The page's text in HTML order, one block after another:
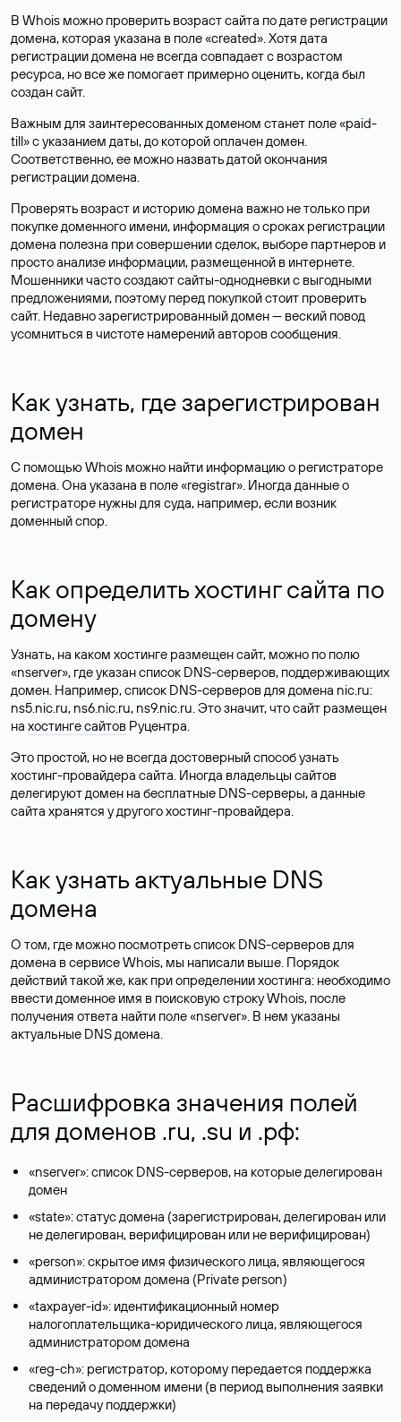
В Whois можно проверить возраст сайта по дате регистрации
домена, которая указана в поле «created». Хотя дата
регистрации домена не всегда совпадает с возрастом
ресурса, но все же помогает примерно оценить, когда был
создан сайт.
Важным для заинтересованных доменом станет поле «paid-
till» с указанием даты, до которой оплачен домен.
Соответственно, ее можно назвать датой окончания
регистрации домена.
Проверять возраст и историю домена важно не только при
покупке доменного имени, информация о сроках регистрации
домена полезна при совершении сделок, выборе партнеров и
просто анализе информации, размещенной в интернете.
Мошенники часто создают сайты-однодневки с выгодными
предложениями, поэтому перед покупкой стоит проверить
сайт. Недавно зарегистрированный домен — веский повод
усомниться в чистоте намерений авторов сообщения.
Как узнать, где зарегистрирован
домен
С помощью Whois можно найти информацию о регистраторе
домена. Она указана в поле «registrar». Иногда данные о
регистраторе нужны для суда, например, если возник
доменный спор.
Как определить хостинг сайта по
домену
Узнать, на каком хостинге размещен сайт, можно по полю
«nserver», где указан список DNS-серверов, поддерживающих
домен. Например, список DNS-серверов для домена nic.ru:
ns5.nic.ru, ns6.nic.ru, ns9.nic.ru. Это значит, что сайт размещен
на хостинге сайтов Руцентра.
Это простой, но не всегда достоверный способ узнать
хостинг-провайдера сайта. Иногда владельцы сайтов
делегируют домен на бесплатные DNS-серверы, а данные
сайта хранятся у другого хостинг-провайдера.
Как узнать актуальные DNS
домена
О том, где можно посмотреть список DNS-серверов для
домена в сервисе Whois, мы написали выше. Порядок
действий такой же, как при определении хостинга: необходимо
ввести доменное имя в поисковую строку Whois, после
получения ответа найти поле «nserver». В нем указаны
актуальные DNS домена.
Расшифровка значения полей
для доменов .ru, .su и .рф:
«nserver»: список DNS-серверов, на которые делегирован
домен
«state»: статус домена (зарегистрирован, делегирован или
не делегирован, верифицирован или не верифицирован)
«person»: скрытое имя физического лица, являющегося
администратором домена (Privatе person)
«taxpayer-id»: идентификационный номер
налогоплательщика-юридического лица, являющегося
администратором домена
«reg-ch»: регистратор, которому передается поддержка
сведений о доменном имени (в период выполнения заявки
на передачу поддержки)